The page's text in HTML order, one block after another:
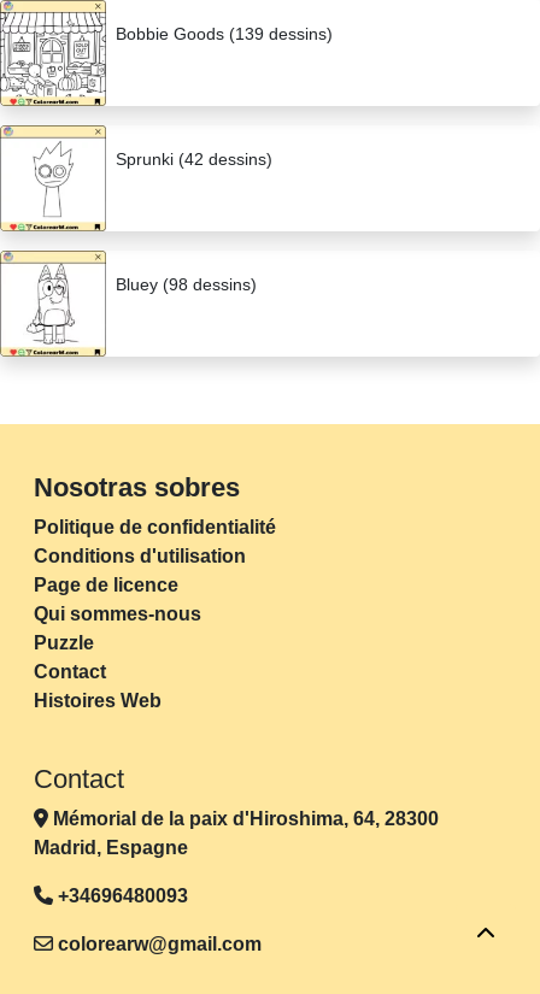
Bobbie Goods (139 dessins)
Sprunki (42 dessins)
Bluey (98 dessins)
Nosotras sobres
Politique de confidentialité
Conditions d'utilisation
Page de licence
Qui sommes-nous
Puzzle
Contact
Histoires Web
Contact
Mémorial de la paix d'Hiroshima, 64, 28300
Madrid, Espagne
+34696480093
colorearw@gmail.com